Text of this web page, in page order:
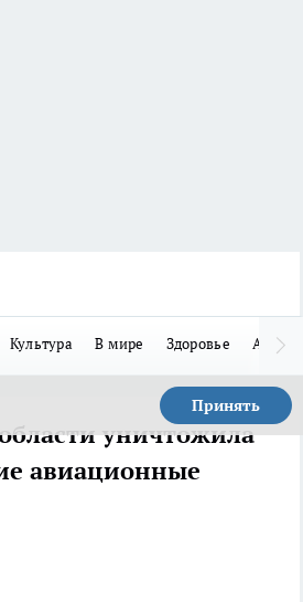
Культура В мире Здоровье Авто
Принять
уничтожила
авиационные